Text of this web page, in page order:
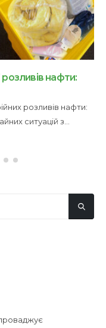
нафти:
розливів нафти:
ситуацій з...